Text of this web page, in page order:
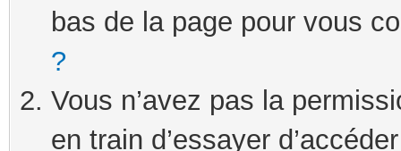
bas de la page pour vous
?
Vous n’avez pas la
en train d’essayer